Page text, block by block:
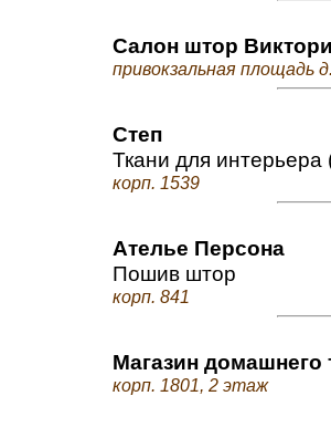
Салон штор
привокзальная площадь
Степ
Ткани для
корп. 1539
Ателье Персона
Пошив штор
корп. 841
Магазин домашнего
корп. 1801, 2 этаж